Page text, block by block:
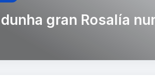
gran Rosalía